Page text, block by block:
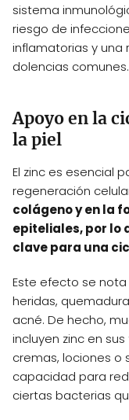
sistema
riesgo de
inflamatorias y una
dolencias comunes.
Apoyo en la
la piel
El zinc es esencial
regeneración
colágeno y en la
epiteliales, por lo
clave para una
Este efecto se
heridas,
acné. De hecho,
incluyen zinc en
cremas, lociones o
capacidad para
ciertas bacterias